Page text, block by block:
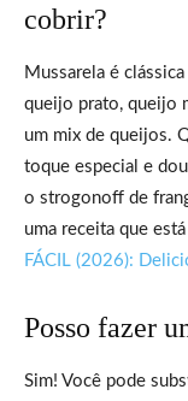
cobrir?
Mussarela é
queijo prato, queijo
um mix de queijos.
toque especial e
o strogonoff de
uma receita que
FÁCIL (2026):
Posso fazer
Sim! Você pode